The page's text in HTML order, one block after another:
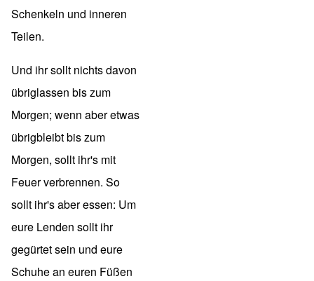
Schenkeln und inneren
Teilen.
Und ihr sollt nichts davon
übriglassen bis zum
Morgen; wenn aber etwas
übrigbleibt bis zum
Morgen, sollt ihr's mit
Feuer verbrennen. So
sollt ihr's aber essen: Um
eure Lenden sollt ihr
gegürtet sein und eure
Schuhe an euren Füßen